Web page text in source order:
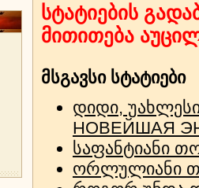
სტატიების
მითითება
მსგავსი სტატიები
დიდი,
НОВЕЙШАЯ
საფანტიანი
ორლულიანი